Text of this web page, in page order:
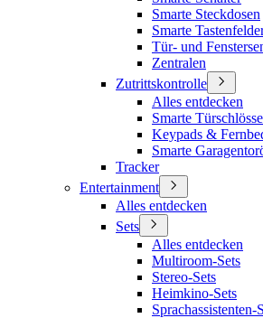
Smarte Steckdosen
Smarte
Tür- und
Zentralen
Zutrittskontrolle
Alles entdecken
Smarte
Keypads &
Smarte
Tracker
Entertainment
Alles entdecken
Sets
Alles entdecken
Multiroom-Sets
Stereo-Sets
Heimkino-Sets
Sprachassistenten-